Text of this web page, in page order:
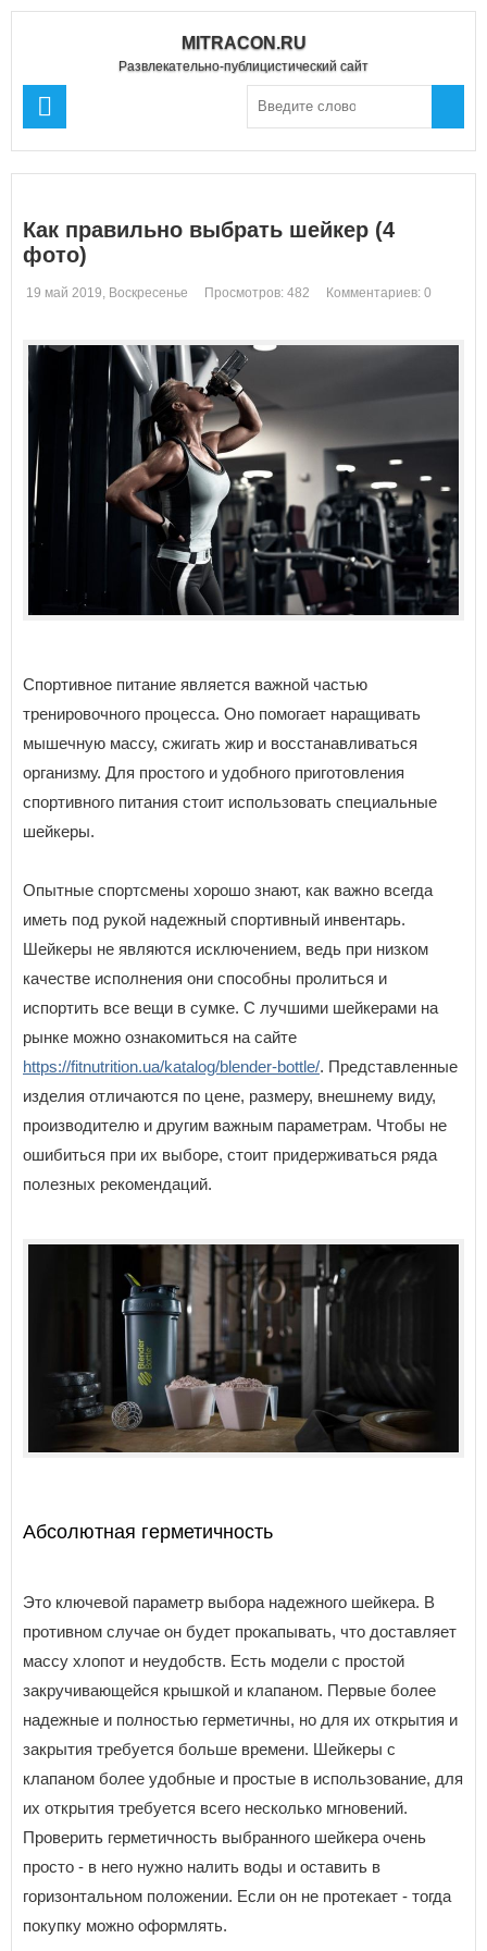
MITRACON.RU
Развлекательно-публицистический сайт
Как правильно выбрать шейкер (4
фото)
19 май 2019, Воскресенье Просмотров: 482 Комментариев: 0
Спортивное питание является важной частью
тренировочного процесса. Оно помогает наращивать
мышечную массу, сжигать жир и восстанавливаться
организму. Для простого и удобного приготовления
спортивного питания стоит использовать специальные
шейкеры.
Опытные спортсмены хорошо знают, как важно всегда
иметь под рукой надежный спортивный инвентарь.
Шейкеры не являются исключением, ведь при низком
качестве исполнения они способны пролиться и
испортить все вещи в сумке. С лучшими шейкерами на
рынке можно ознакомиться на сайте
https://fitnutrition.ua/katalog/blender-bottle/. Представленные
изделия отличаются по цене, размеру, внешнему виду,
производителю и другим важным параметрам. Чтобы не
ошибиться при их выборе, стоит придерживаться ряда
полезных рекомендаций.
Абсолютная герметичность
Это ключевой параметр выбора надежного шейкера. В
противном случае он будет прокапывать, что доставляет
массу хлопот и неудобств. Есть модели с простой
закручивающейся крышкой и клапаном. Первые более
надежные и полностью герметичны, но для их открытия и
закрытия требуется больше времени. Шейкеры с
клапаном более удобные и простые в использование, для
их открытия требуется всего несколько мгновений.
Проверить герметичность выбранного шейкера очень
просто - в него нужно налить воды и оставить в
горизонтальном положении. Если он не протекает - тогда
покупку можно оформлять.